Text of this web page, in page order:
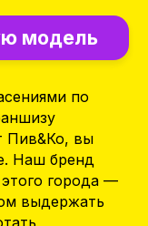
по
Пив&Ко, вы
Наш бренд
города —
выдержать